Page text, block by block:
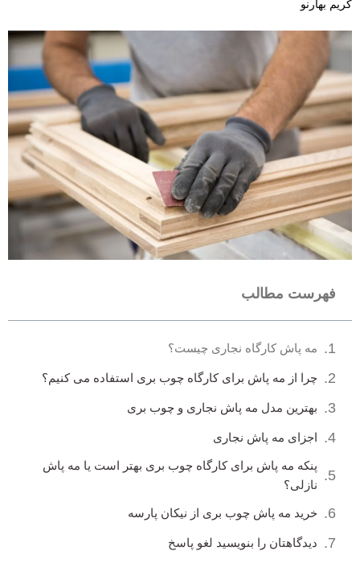
کریم بهارنو
فهرست مطالب
مه پاش کارگاه نجاری چیست؟
چرا از مه پاش برای کارگاه چوب بری استفاده می کنیم؟
بهترین مدل مه پاش نجاری و چوب بری
اجزای مه پاش نجاری
پنکه مه پاش برای کارگاه چوب بری بهتر است یا مه پاش
نازلی؟
خرید مه پاش چوب بری از نیکان پارسه
دیدگاهتان را بنویسید لغو پاسخ